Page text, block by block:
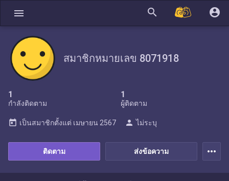
menu search account_circle
สมาชิกหมายเลข 8071918
1
กำลังติดตาม
1
ผู้ติดตาม
ส่งข้อความ
ติดตาม
today เป็นสมาชิกตั้งแต่ เมษายน 2567 person ไม่ระบุ
more_horiz